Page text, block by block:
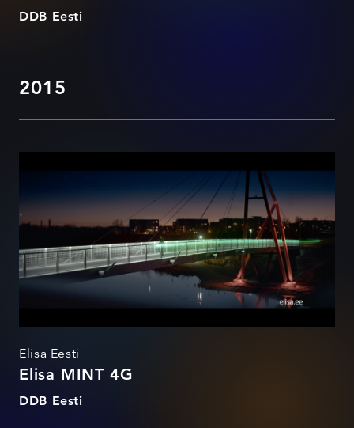
DDB Eesti
2015
Elisa Eesti
Elisa MINT 4G
DDB Eesti